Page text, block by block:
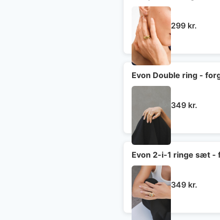
299 kr.
Evon Double ring -
349 kr.
Evon 2-i-1 ringe sæt -
349 kr.